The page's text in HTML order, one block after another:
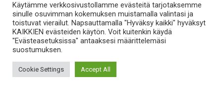
Copyright © 2026 Provendor Oy
Käytämme verkkosivustollamme evästeitä tarjotaksemme
sinulle osuvimman kokemuksen muistamalla valintasi ja
toistuvat vierailut. Napsauttamalla "Hyväksy kaikki" hyväksyt
KAIKKIEN evästeiden käytön. Voit kuitenkin käydä
"Evästeasetuksissa" antaaksesi määrittelemäsi
suostumuksen.
Cookie Settings Accept All